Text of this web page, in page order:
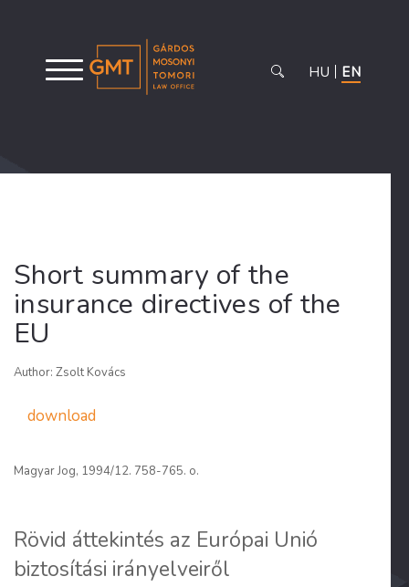
HU EN
Short summary of the
insurance directives of the
EU
Author: Zsolt Kovács
download
Magyar Jog, 1994/12. 758-765. o.
Rövid áttekintés az Európai Unió
biztosítási irányelveiről